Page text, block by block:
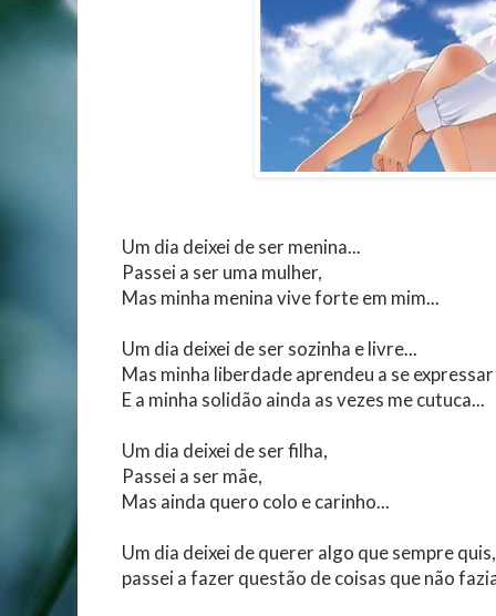
Um dia deixei de ser menina...
Passei a ser uma mulher,
Mas minha menina vive forte em mim...
Um dia deixei de ser sozinha e livre...
Mas minha liberdade aprendeu a se
E a minha solidão ainda as vezes me cutuca...
Um dia deixei de ser filha,
Passei a ser mãe,
Mas ainda quero colo e carinho...
Um dia deixei de querer algo que sempre quis,
passei a fazer questão de coisas que não